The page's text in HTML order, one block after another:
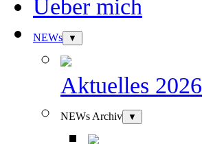
Ueber mich
NEWs ▼
Aktuelles 2026
NEWs Archiv ▼